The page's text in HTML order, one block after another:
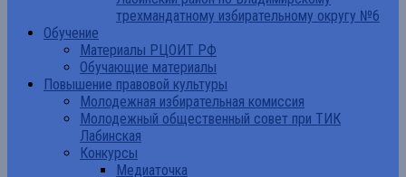
трехмандатному избирательному округу №6
Обучение
Материалы РЦОИТ РФ
Обучающие материалы
Повышение правовой культуры
Молодежная избирательная комиссия
Молодежный общественный совет при ТИК
Лабинская
Конкурсы
Медиаточка